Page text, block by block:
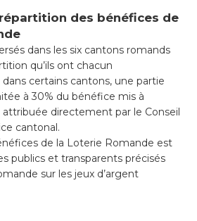
des bénéfices de
dans les six cantons romands
qu’ils ont chacun
certains cantons, une partie
à 30% du bénéfice mis à
directement par le Conseil
cantonal.
de la Loterie Romande est
publics et transparents précisés
sur les jeux d’argent